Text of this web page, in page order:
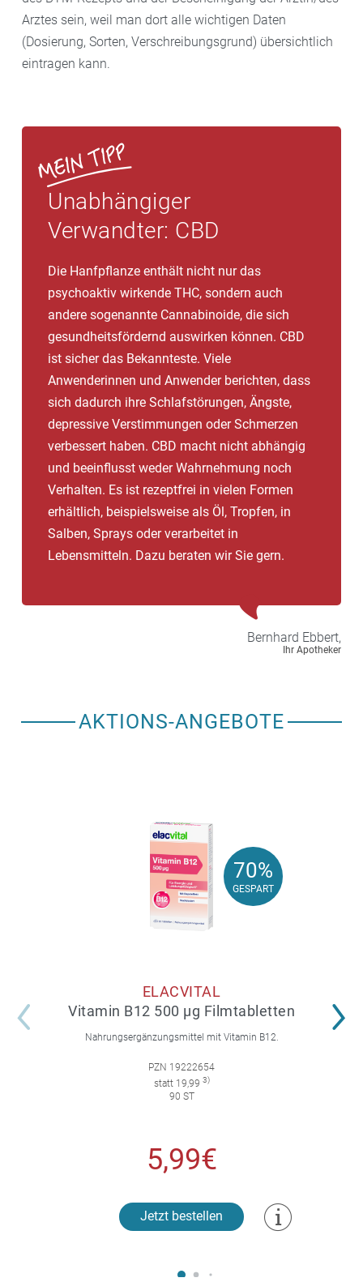
Arztes sein, weil man dort alle wichtigen Daten
(Dosierung, Sorten, Verschreibungsgrund) übersichtlich
eintragen kann.
Unabhängiger
Verwandter: CBD
Die Hanfpflanze enthält nicht nur das
psychoaktiv wirkende THC, sondern auch
andere sogenannte Cannabinoide, die sich
gesundheitsfördernd auswirken können. CBD
ist sicher das Bekannteste. Viele
Anwenderinnen und Anwender berichten, dass
sich dadurch ihre Schlafstörungen, Ängste,
depressive Verstimmungen oder Schmerzen
verbessert haben. CBD macht nicht abhängig
und beeinflusst weder Wahrnehmung noch
Verhalten. Es ist rezeptfrei in vielen Formen
erhältlich, beispielsweise als Öl, Tropfen, in
Salben, Sprays oder verarbeitet in
Lebensmitteln. Dazu beraten wir Sie gern.
Bernhard Ebbert,
Ihr Apotheker
AKTIONS-ANGEBOTE
70%
GESPART
70%
GESPART
ELACVITAL
Vitamin B12 500 µg Filmtabletten
Nahrungsergänzungsmittel mit Vitamin B12.
PZN 19222654
statt 19,99 3)
90 ST
5,99€
Jetzt bestellen